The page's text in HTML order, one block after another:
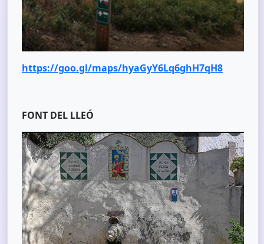
https://goo.gl/maps/hyaGyY6Lq6ghH7qH8
FONT DEL LLEÓ